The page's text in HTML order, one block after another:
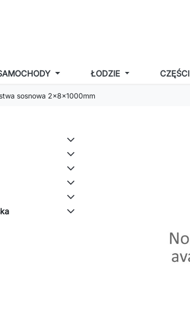
ŁODZIE CZĘŚCI
sosnowa 2x8x1000mm